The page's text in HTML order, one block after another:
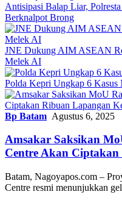
Antisipasi Balap Liar,
Berknalpot Brong
JNE Dukung AIM ASEAN
Melek AI
Polda Kepri Ungkap 6 Kasus
Bp Batam Agustus 6, 2025
Amsakar Saksikan
Centre Akan
Batam, Nagoyapos.com –
Centre resmi menunjukkan